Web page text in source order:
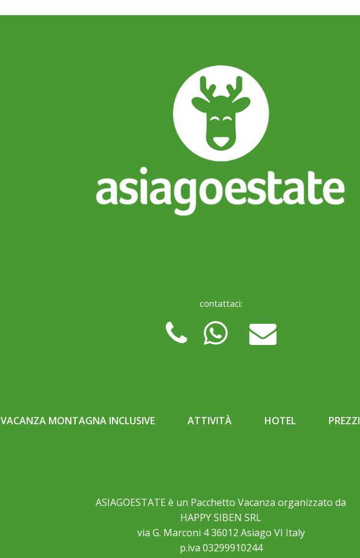
contattaci:
VACANZA MONTAGNA INCLUSIVE ATTIVITÀ HOTEL PREZZI
ASIAGOESTATE è un Pacchetto Vacanza organizzato da
HAPPY SIBEN SRL
via G. Marconi 4 36012 Asiago VI Italy
p.iva 03299910244